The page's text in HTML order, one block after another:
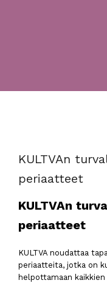
KULTVAn
periaatteet
KULTVAn
periaatteet
KULTVA noudattaa
periaatteita, jotka on
helpottamaan